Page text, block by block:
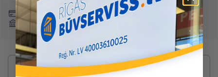
saņemot)
Maksājumu kartes
Internetbankas
Nomaksa
Radušies jautājumi par produktu?